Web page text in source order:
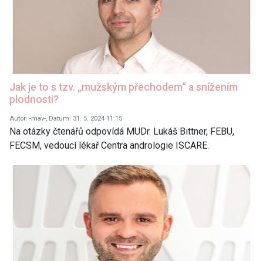
Jak je to s tzv. „mužským přechodem“ a snížením
plodnosti?
Autor: -mav-, Datum: 31. 5. 2024 11:15
Na otázky čtenářů odpovídá MUDr. Lukáš Bittner, FEBU,
FECSM, vedoucí lékař Centra andrologie ISCARE.